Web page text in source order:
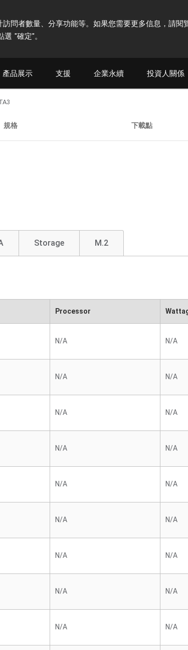
問者數量、分享功能等。如果您需要更多信息，請閱
選 "確定"。
產品展示 支援 企業永續 投資人關係
規格 下載點
Storage M.2
Processor
N/A N/A
N/A N/A
N/A N/A
N/A N/A
N/A N/A
N/A N/A
N/A N/A
N/A N/A
N/A N/A